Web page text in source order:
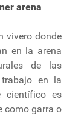
arena
vivero donde
en la arena
de las
en la
científico es
como garra o